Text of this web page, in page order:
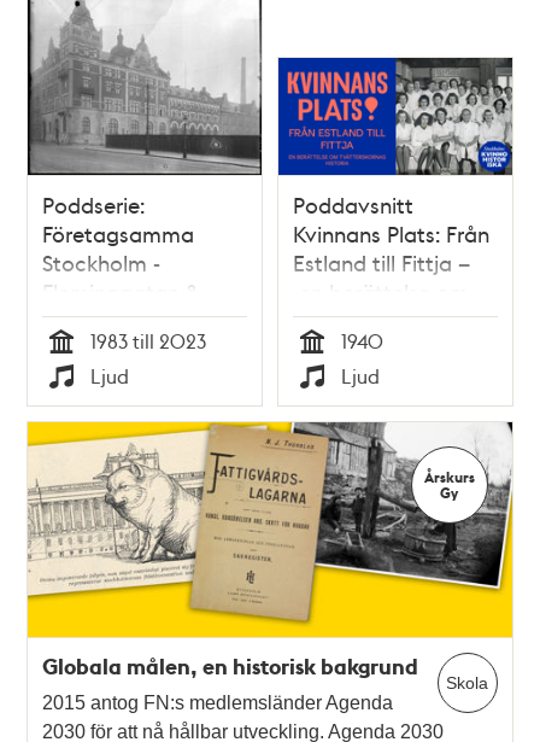
Poddserie:
Företagsamma
Stockholm -
Fleminggatan 8,
Alfa Laval
Tid
1983 till 2023
Typ
Ljud
Poddavsnitt
Kvinnans Plats: Från
Estland till Fittja –
en berättelse om
tvätterskornas
historia
Tid
1940
Typ
Ljud
Årskurs
Gy
Skola
Globala målen, en historisk bakgrund
2015 antog FN:s medlemsländer Agenda
2030 för att nå hållbar utveckling. Agenda 2030